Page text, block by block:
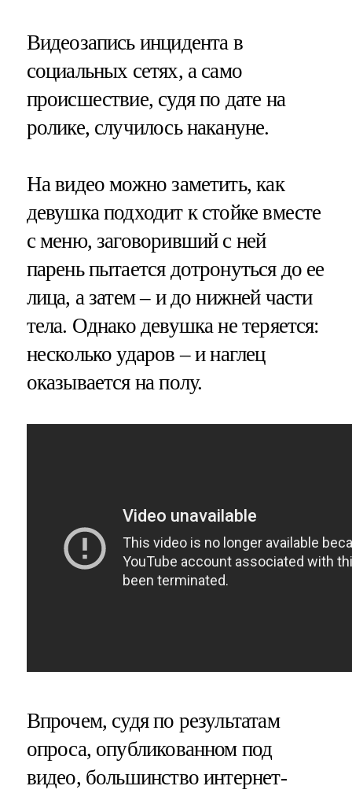
Видеозапись инцидента в
социальных сетях, а само
происшествие, судя по дате на
ролике, случилось накануне.
На видео можно заметить, как
девушка подходит к стойке вместе
с меню, заговоривший с ней
парень пытается дотронуться до ее
лица, а затем – и до нижней части
тела. Однако девушка не теряется:
несколько ударов – и наглец
оказывается на полу.
Впрочем, судя по результатам
опроса, опубликованном под
видео, большинство интернет-